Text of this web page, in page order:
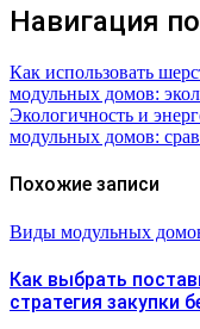
Навигация
Как использовать
модульных домов:
Экологичность и
модульных домов:
Похожие записи
Виды модульных
Как выбрать
стратегия закупки